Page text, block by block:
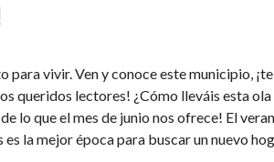
para vivir. Ven y conoce este municipio,
queridos lectores! ¿Cómo lleváis esta
lo que el mes de junio nos ofrece! El
la mejor época para buscar un nuevo